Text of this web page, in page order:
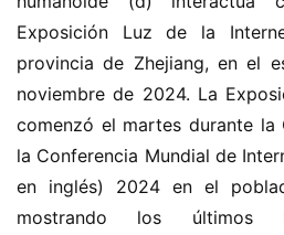
Exposición Luz de la
provincia de Zhejiang, en el
noviembre de 2024. La
comenzó el martes durante la
la Conferencia Mundial de
en inglés) 2024 en el
mostrando los últimos